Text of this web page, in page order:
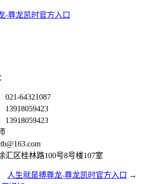
-尊龙凯时官方入口
021-64321087
13918059423
13918059423
汇区桂林路100号8号楼107室
人生就是搏尊龙-尊龙凯时官方入口 →